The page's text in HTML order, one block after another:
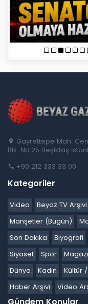
Gayrettepe Mah.
Blk. No:25 Beşiktaş
+90 212 333 33 00
Kategoriler
Video Beyaz TV Arşivi
Manşetler (Bugün)
Son Dakika
Biyografi
Siyaset
Spor
Dünya
Kadın Kültür
Haber Arşivi
Video
Gündem Konular